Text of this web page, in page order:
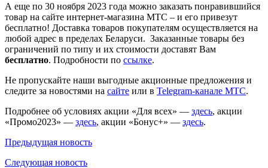
А еще по 30 ноября 2023 года можно заказать понравившийся
товар на сайте интернет-магазина МТС – и его привезут
бесплатно! Доставка товаров покупателям осуществляется на
любой адрес в пределах Беларуси. Заказанные товары без
ограничений по типу и их стоимости доставят Вам
бесплатно. Подробности по ссылке.
Не пропускайте наши выгодные акционные предложения и
следите за новостями на сайте или в Telegram-канале МТС.
Подробнее об условиях акции «Для всех» — здесь, акции
«Промо2023» — здесь, акции «Бонус+» — здесь.
Предыдущая новость
Следующая новость